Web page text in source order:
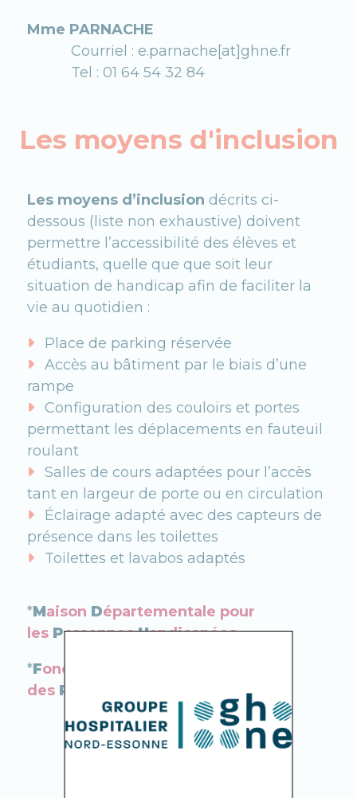
Mme PARNACHE
Courriel : e.parnache[at]ghne.fr
Tel : 01 64 54 32 84
Les moyens d'inclusion
Les moyens d’inclusion décrits ci-
dessous (liste non exhaustive) doivent
permettre l’accessibilité des élèves et
étudiants, quelle que que soit leur
situation de handicap afin de faciliter la
vie au quotidien :
Place de parking réservée
Accès au bâtiment par le biais d’une
rampe
Configuration des couloirs et portes
permettant les déplacements en fauteuil
roulant
Salles de cours adaptées pour l’accès
tant en largeur de porte ou en circulation
Éclairage adapté avec des capteurs de
présence dans les toilettes
Toilettes et lavabos adaptés
*Maison Départementale pour
les PersonnesHandicapées
*Fond pour l’
des P andicapées